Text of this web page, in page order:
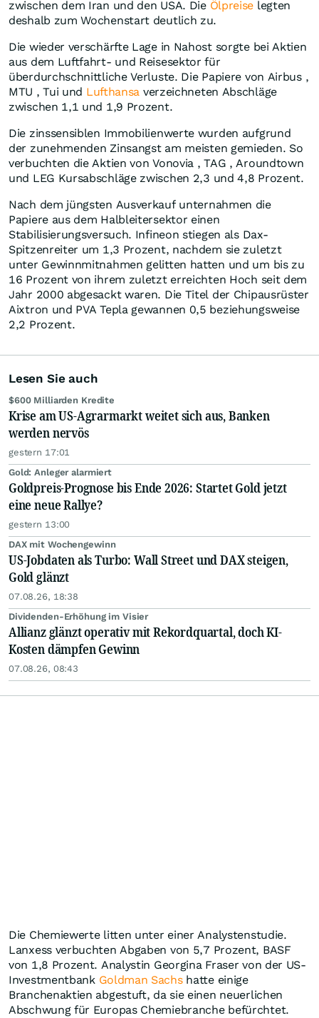
zwischen dem Iran und den USA. Die Ölpreise legten
deshalb zum Wochenstart deutlich zu.
Die wieder verschärfte Lage in Nahost sorgte bei Aktien
aus dem Luftfahrt- und Reisesektor für
überdurchschnittliche Verluste. Die Papiere von Airbus ,
MTU , Tui und Lufthansa verzeichneten Abschläge
zwischen 1,1 und 1,9 Prozent.
Die zinssensiblen Immobilienwerte wurden aufgrund
der zunehmenden Zinsangst am meisten gemieden. So
verbuchten die Aktien von Vonovia , TAG , Aroundtown
und LEG Kursabschläge zwischen 2,3 und 4,8 Prozent.
Nach dem jüngsten Ausverkauf unternahmen die
Papiere aus dem Halbleitersektor einen
Stabilisierungsversuch. Infineon stiegen als Dax-
Spitzenreiter um 1,3 Prozent, nachdem sie zuletzt
unter Gewinnmitnahmen gelitten hatten und um bis zu
16 Prozent von ihrem zuletzt erreichten Hoch seit dem
Jahr 2000 abgesackt waren. Die Titel der Chipausrüster
Aixtron und PVA Tepla gewannen 0,5 beziehungsweise
2,2 Prozent.
Lesen Sie auch
$600 Milliarden Kredite
Krise am US-Agrarmarkt weitet sich aus, Banken
werden nervös
gestern 17:01
Gold: Anleger alarmiert
Goldpreis-Prognose bis Ende 2026: Startet Gold jetzt
eine neue Rallye?
gestern 13:00
DAX mit Wochengewinn
US-Jobdaten als Turbo: Wall Street und DAX steigen,
Gold glänzt
07.08.26, 18:38
Dividenden-Erhöhung im Visier
Allianz glänzt operativ mit Rekordquartal, doch KI-
Kosten dämpfen Gewinn
07.08.26, 08:43
Die Chemiewerte litten unter einer Analystenstudie.
Lanxess verbuchten Abgaben von 5,7 Prozent, BASF
von 1,8 Prozent. Analystin Georgina Fraser von der US-
Investmentbank Goldman Sachshatte einige
Branchenaktien abgestuft, da sie einen neuerlichen
Abschwung für Europas Chemiebranche befürchtet.